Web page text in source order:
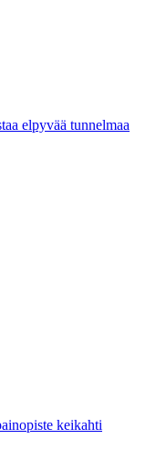
elpyvää tunnelmaa
keikahti